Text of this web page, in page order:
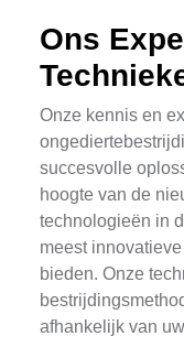
Ons
Onze kennis en
succesvolle
hoogte van de
technologieën in
meest
bieden. Onze
afhankelijk van